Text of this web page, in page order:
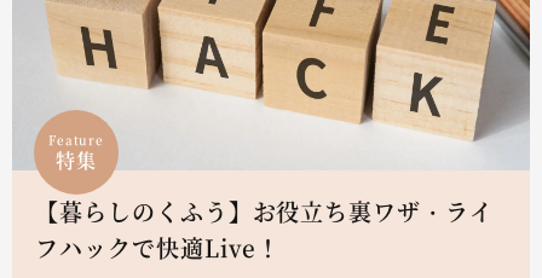
Feature
特集
【暮らしのくふう】お役立ち裏ワザ・ライ
フハックで快適Live！